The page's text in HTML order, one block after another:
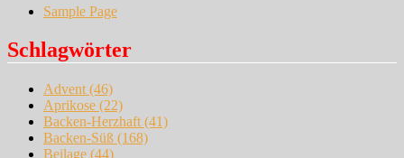
Sample Page
Schlagwörter
Advent (46)
Aprikose (22)
Backen-Herzhaft (41)
Backen-Süß (168)
Beilage (44)